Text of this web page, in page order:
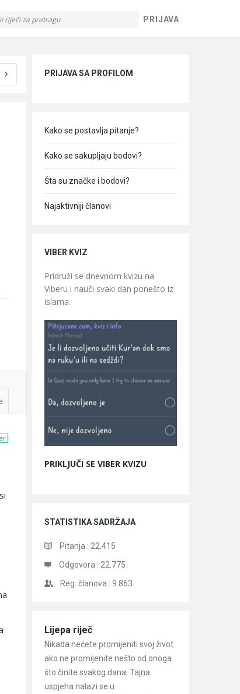
PRIJAVA
PRIJAVA SA PROFILOM
Kako se postavlja pitanje?
Kako se sakupljaju bodovi?
Šta su značke i bodovi?
Najaktivniji članovi
VIBER KVIZ
Pridruži se dnevnom kvizu na
Viberu i nauči svaki dan ponešto iz
islama.
PRIKLJUČI SE VIBER KVIZU
STATISTIKA SADRŽAJA
Pitanja : 22.415
Odgovora : 22.775
Reg. članova : 9.863
Članci
Lijepa riječ
Nikada nećete promijeniti svoj život
ako ne promijenite nešto od onoga
što činite svakog dana. Tajna
uspjeha nalazi se u